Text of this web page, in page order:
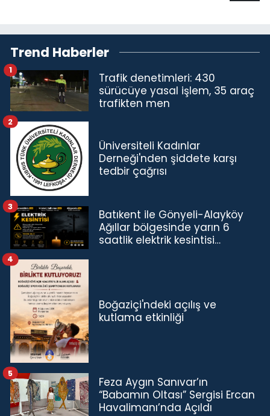
Trend Haberler
Trafik denetimleri: 430
sürücüye yasal işlem, 35 araç
trafikten men
1
Üniversiteli Kadınlar
Derneği'nden şiddete karşı
tedbir çağrısı
2
Batıkent ile Gönyeli-Alayköy
Ağıllar bölgesinde yarın 6
saatlik elektrik kesintisi…
3
Boğaziçi'ndeki açılış ve
kutlama etkinliği
4
Feza Aygın Sanıvar’ın
“Babamın Oltası” Sergisi Ercan
Havalimanı’nda Açıldı
5